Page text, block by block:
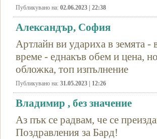
Публикувано на: 02.06.2023 | 22:38
Александър, София
Артлайн ви удариха в земята -
време - еднакъв обем и цена,
обложка, топ изпълнение
Публикувано на: 31.05.2023 | 12:26
Владимир , без значение
Аз пък се радвам, че се
Поздравления за Бард!